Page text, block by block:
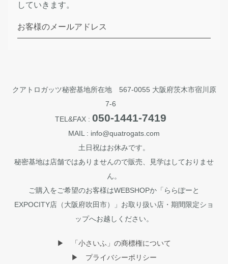
していきます。
お客様のメールアドレス
クアトロガッツ秘密基地所在地 567-0055 大阪府茨木市宿川原
7-6
TEL&FAX : 050-1441-7419
MAIL : info@quatrogats.com
土日祝はお休みです。
秘密基地は店舗ではありませんので販売、見学はしておりませ
ん。
ご購入をご希望のお客様はWEBSHOPか「ららぽーと
EXPOCITY店（大阪府吹田市）」お取り扱い店・期間限定ショ
ップへお越しください。
▶︎ 「小さいふ」の商標権について
▶︎ プライバシーポリシー